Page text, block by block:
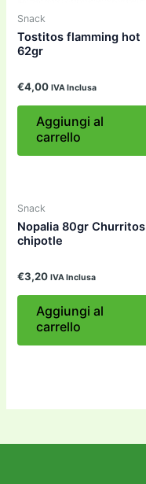
Snack
Tostitos flamming hot
62gr
€4,00 IVA Inclusa
Aggiungi al
carrello
Snack
Nopalia 80gr Churritos
chipotle
€3,20 IVA Inclusa
Aggiungi al
carrello